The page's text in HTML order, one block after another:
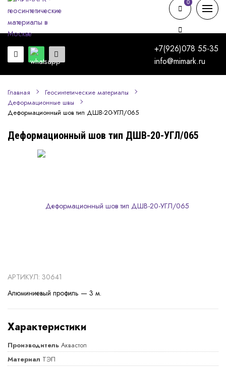
+7(926)078 55-35
info@mimark.ru
0
0
Главная
Геосинтетические материалы
Деформационные швы
Деформационный шов тип ДШВ-20-УГЛ/065
Деформационный шов тип ДШВ-20-УГЛ/065
АРТИКУЛ: 30641
Алюминиевый профиль — 3 м.
Характеристики
Производитель Аквастоп
Материал ТЭП